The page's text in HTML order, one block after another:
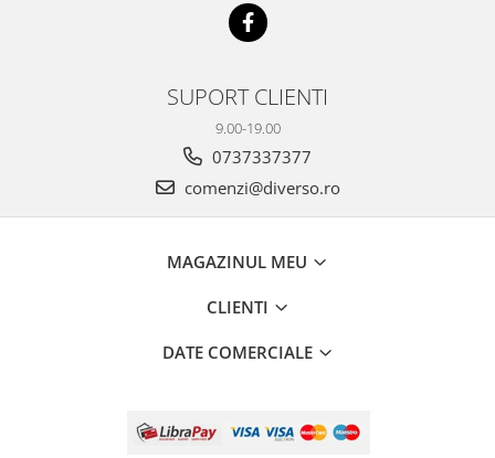
SUPORT CLIENTI
9.00-19.00
0737337377
comenzi@diverso.ro
MAGAZINUL MEU
CLIENTI
DATE COMERCIALE